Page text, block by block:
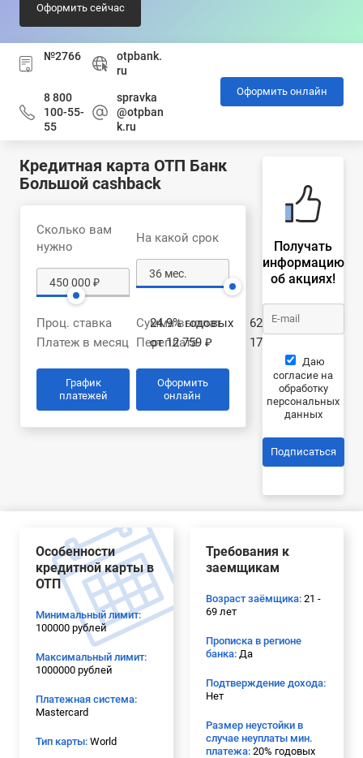
Оформить сейчас
№2766
otpbank.
ru
8 800
100-55-
55
spravka
@otpban
k.ru
Оформить онлайн
Кредитная карта ОТП Банк
Большой cashback
Сколько вам
нужно
На какой срок
Проц. ставка
24.9% годовых
Платеж в месяц
от 12 759 ₽
Сумма выплат
622 745 ₽
Переплата
172 745 ₽
График
платежей
Оформить
онлайн
Получать
информацию
об акциях!
Даю
согласие на
обработку
персональных
данных
Подписаться
Особенности
кредитной карты в
ОТП
Минимальный лимит:
100000 рублей
Максимальный лимит:
1000000 рублей
Платежная система:
Mastercard
Тип карты: World
Требования к
заемщикам
Возраст заёмщика: 21 -
69 лет
Прописка в регионе
банка: Да
Подтверждение дохода:
Нет
Размер неустойки в
случае неуплаты мин.
платежа: 20% годовых